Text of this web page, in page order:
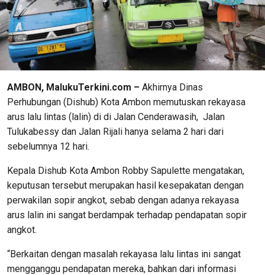
AMBON, MalukuTerkini.com – Akhirnya Dinas
Perhubungan (Dishub) Kota Ambon memutuskan rekayasa
arus lalu lintas (lalin) di di Jalan Cenderawasih, Jalan
Tulukabessy dan Jalan Rijali hanya selama 2 hari dari
sebelumnya 12 hari.
Kepala Dishub Kota Ambon Robby Sapulette mengatakan,
keputusan tersebut merupakan hasil kesepakatan dengan
perwakilan sopir angkot, sebab dengan adanya rekayasa
arus lalin ini sangat berdampak terhadap pendapatan sopir
angkot.
“Berkaitan dengan masalah rekayasa lalu lintas ini sangat
mengganggu pendapatan mereka, bahkan dari informasi